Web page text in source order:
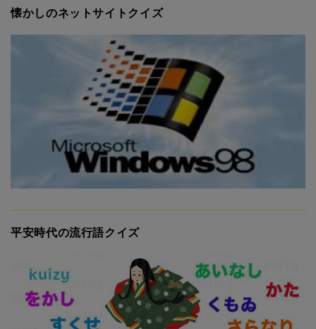
懐かしのネットサイトクイズ
平安時代の流行語クイズ